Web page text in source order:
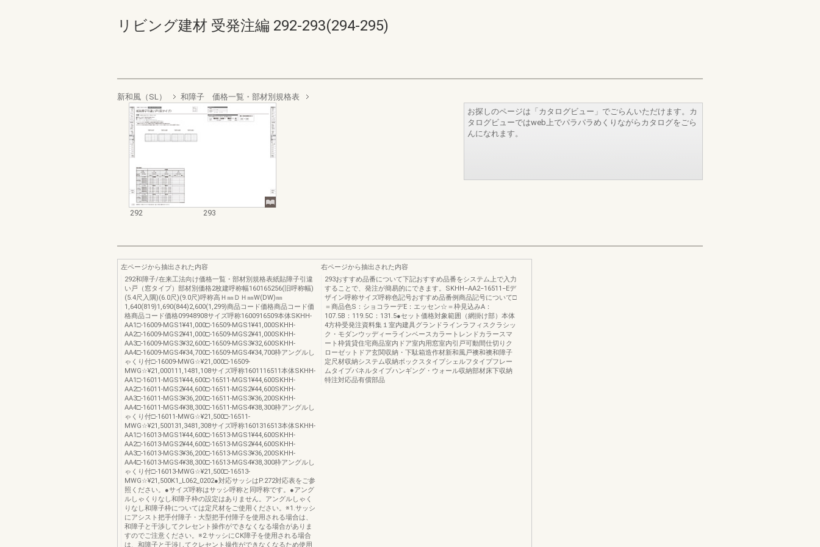
リビング建材 受発注編 292-293(294-295)
新和風（SL） 和障子 価格一覧・部材別規格表
292 293
お探しのページは「カタログビュー」でごらんいただけます。カ
タログビューではweb上でパラパラめくりながらカタログをごら
んになれます。
左ページから抽出された内容
292和障子/在来工法向け価格一覧・部材別規格表紙貼障子引違
い戸（窓タイプ）部材別価格2枚建呼称幅160165256(旧呼称幅)
(5.4尺入隅)(6.0尺)(9.0尺)呼称高Ｈ㎜ＤＨ㎜W(DW)㎜
1,640(819)1,690(844)2,600(1,299)商品コード価格商品コード価
格商品コード価格09948908サイズ呼称1600916509本体SKHH-
AA1□-16009-MGS1¥41,000□-16509-MGS1¥41,000SKHH-
AA2□-16009-MGS2¥41,000□-16509-MGS2¥41,000SKHH-
AA3□-16009-MGS3¥32,600□-16509-MGS3¥32,600SKHH-
AA4□-16009-MGS4¥34,700□-16509-MGS4¥34,700枠アングルし
ゃくり付□-16009-MWG☆¥21,000□-16509-
MWG☆¥21,000111,1481,108サイズ呼称1601116511本体SKHH-
AA1□-16011-MGS1¥44,600□-16511-MGS1¥44,600SKHH-
AA2□-16011-MGS2¥44,600□-16511-MGS2¥44,600SKHH-
AA3□-16011-MGS3¥36,200□-16511-MGS3¥36,200SKHH-
AA4□-16011-MGS4¥38,300□-16511-MGS4¥38,300枠アングルし
ゃくり付□-16011-MWG☆¥21,500□-16511-
MWG☆¥21,500131,3481,308サイズ呼称1601316513本体SKHH-
AA1□-16013-MGS1¥44,600□-16513-MGS1¥44,600SKHH-
AA2□-16013-MGS2¥44,600□-16513-MGS2¥44,600SKHH-
AA3□-16013-MGS3¥36,200□-16513-MGS3¥36,200SKHH-
AA4□-16013-MGS4¥38,300□-16513-MGS4¥38,300枠アングルし
ゃくり付□-16013-MWG☆¥21,500□-16513-
MWG☆¥21,500K1_L062_0202●対応サッシはP.272対応表をご参
照ください。●サイズ呼称はサッシ呼称と同呼称です。●アング
ルしゃくりなし和障子枠の設定はありません。アングルしゃく
りなし和障子枠については定尺材をご使用ください。※1.サッシ
にアシスト把手付障子・大型把手付障子を使用される場合は、
和障子と干渉してクレセント操作ができなくなる場合がありま
すのでご注意ください。※2.サッシにCK障子を使用される場合
は、和障子と干渉してクレセント操作ができなくなるため使用
右ページから抽出された内容
293おすすめ品番について下記おすすめ品番をシステム上で入力
することで、発注が簡易的にできます。SKHH−AA2−16511−Eデ
ザイン呼称サイズ呼称色記号おすすめ品番例商品記号について□
＝商品色S：ショコラーデE：エッセン☆＝枠見込みA：
107.5B：119.5C：131.5●セット価格対象範囲（網掛け部）本体
4方枠受発注資料集１室内建具グランドラインラフィスクラシッ
ク・モダンウッディーラインベースカラートレンドカラースマ
ート枠賃貸住宅商品室内ドア室内用窓室内引戸可動間仕切りク
ローゼットドア玄関収納・下駄箱造作材新和風戸襖和襖和障子
定尺材収納システム収納ボックスタイプシェルフタイプフレー
ムタイプパネルタイプハンギング・ウォール収納部材床下収納
特注対応品有償部品